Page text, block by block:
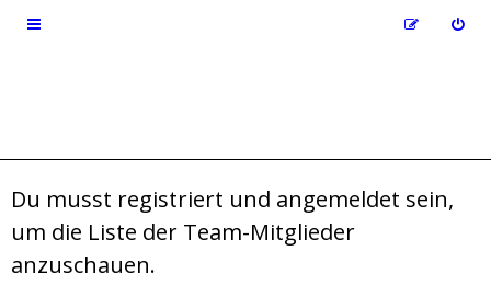
Du musst registriert und angemeldet sein,
um die Liste der Team-Mitglieder
anzuschauen.